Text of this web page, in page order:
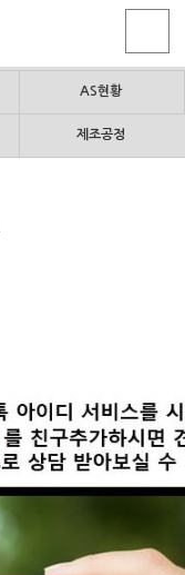
AS현황
제조공정